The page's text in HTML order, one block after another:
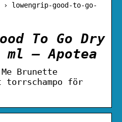
lowengrip-good-to-go-
To Go Dry
ml – Apotea
Brunette
torrschampo för